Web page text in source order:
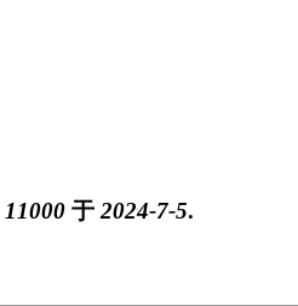
11000 于2024-7-5.